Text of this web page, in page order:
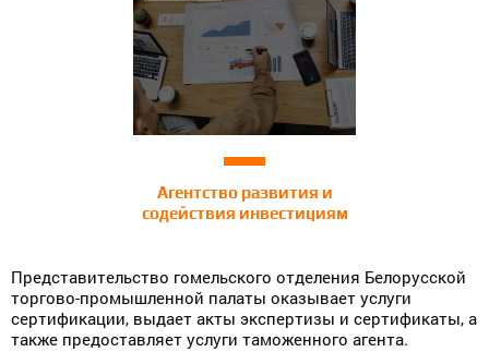
Агентство развития и
содействия инвестициям
Представительство гомельского отделения Белорусской
торгово-промышленной палаты оказывает услуги
сертификации, выдает акты экспертизы и сертификаты, а
также предоставляет услуги таможенного агента.